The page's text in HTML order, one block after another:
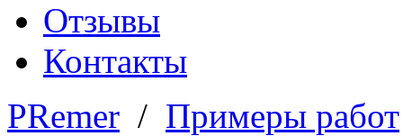
Отзывы
Контакты
PRemer / Примеры работ